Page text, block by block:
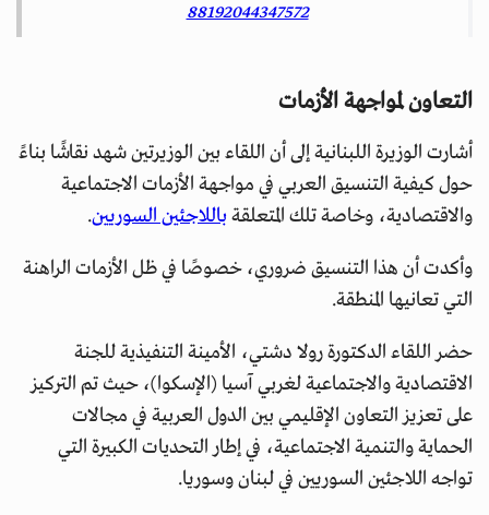
88192044347572
التعاون لمواجهة الأزمات
أشارت الوزيرة اللبنانية إلى أن اللقاء بين الوزيرتين شهد نقاشًا بناءً
حول كيفية التنسيق العربي في مواجهة الأزمات الاجتماعية
والاقتصادية، وخاصة تلك المتعلقة باللاجئين السوريين.
وأكدت أن هذا التنسيق ضروري، خصوصًا في ظل الأزمات الراهنة
التي تعانيها المنطقة.
حضر اللقاء الدكتورة رولا دشتي، الأمينة التنفيذية للجنة
الاقتصادية والاجتماعية لغربي آسيا (الإسكوا)، حيث تم التركيز
على تعزيز التعاون الإقليمي بين الدول العربية في مجالات
الحماية والتنمية الاجتماعية، في إطار التحديات الكبيرة التي
تواجه اللاجئين السوريين في لبنان وسوريا.